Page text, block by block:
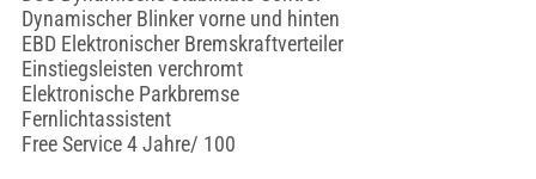
Dynamischer Blinker vorne und hinten
EBD Elektronischer Bremskraftverteiler
Einstiegsleisten verchromt
Elektronische Parkbremse
Fernlichtassistent
Free Service 4 Jahre/ 100